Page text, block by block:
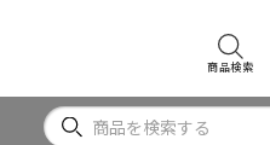
商品検索